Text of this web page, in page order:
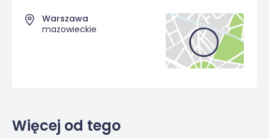
Warszawa
mazowieckie
Więcej od tego